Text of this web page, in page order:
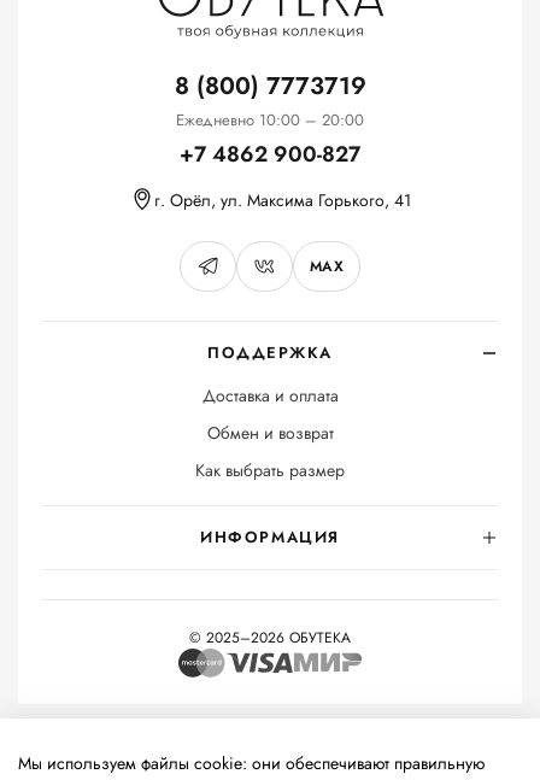
ПОДДЕРЖКА
Доставка и оплата
Обмен и возврат
Как выбрать размер
ИНФОРМАЦИЯ
8 (800) 7773719
Ежедневно 10:00 – 20:00
+7 4862 900-827
г. Орёл, ул. Максима Горького, 41
MAX
© 2025–2026 ОБУТЕКА
технологии
(информационные технологии предоставления
Мы используем файлы cookie: они обеспечивают правильную